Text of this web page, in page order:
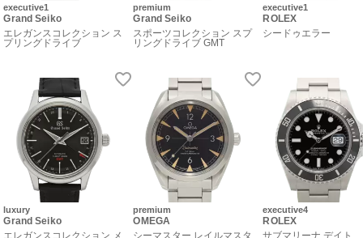
executive1
Grand Seiko
エレガンスコレクション ス
プリングドライブ
luxury
Grand Seiko
エレガンスコレクション メ
premium
Grand Seiko
スポーツコレクション スプ
リングドライブ GMT
premium
OMEGA
シーマスター レイルマスタ
executive1
ROLEX
シードゥエラー
executive4
ROLEX
サブマリーナ デイト